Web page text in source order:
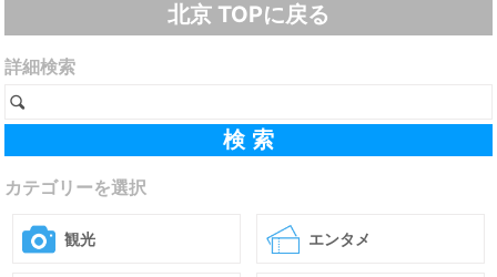
北京 TOPに戻る
詳細検索
カテゴリーを選択
観光 エンタメ